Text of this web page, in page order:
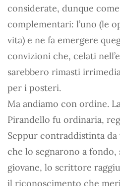
considerate, dunque
complementari: l’uno (le
vita) e ne fa emergere
convizioni che, celati
sarebbero rimasti
per i posteri.
Ma andiamo con ordine.
Pirandello fu ordinaria,
Seppur contraddistinta da
che lo segnarono a
giovane, lo scrittore
il riconoscimento che